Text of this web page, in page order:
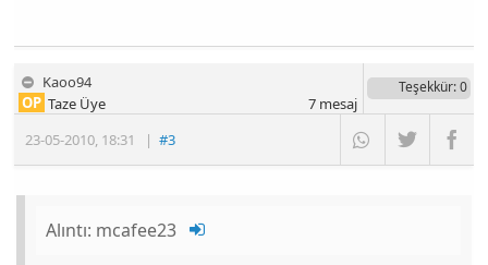
Kaoo94
23-05-2010, 18:31 |#3
OP Taze Üye
Teşekkür: 0
7mesaj
Alıntı: mcafee23